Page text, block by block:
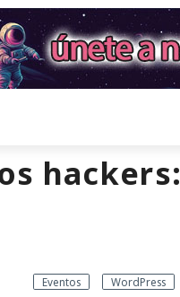
Eventos WordPress